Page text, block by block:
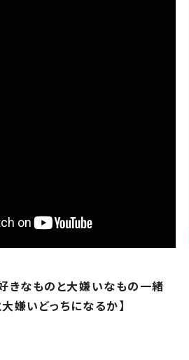
きなものと大嫌いなもの一緒
嫌いどっちになるか】